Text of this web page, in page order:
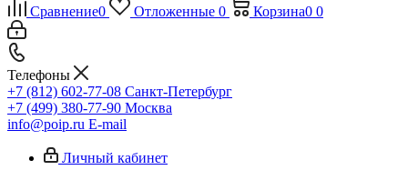
Сравнение0 Отложенные 0 Корзина0 0
Телефоны
+7 (812) 602-77-08 Санкт-Петербург
+7 (499) 380-77-90 Москва
info@poip.ru E-mail
Личный кабинет